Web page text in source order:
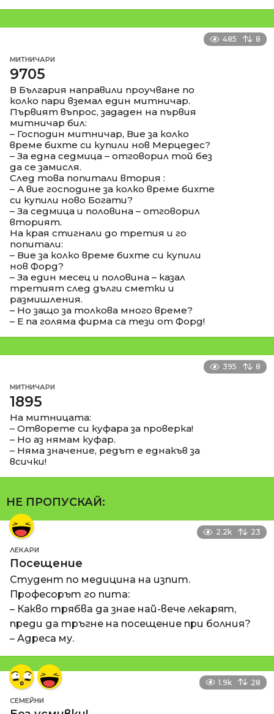
485 8
МИТНИЧАРИ
9705
В България направили проучване по
колко пари вземал един митничар.
Първият въпрос, зададен на първия
митничар бил:
– Господин митничар, Вие за колко
време бихте си купили нов Мерцедес?
– За една седмица – отговорил той без
да се замисля.
След това попитали втория :
– А вие господине за колко време бихте
си купили ново Богати?
– За седмица и половина – отговорил
вторият.
На края стигнали до третия и го
попитали:
– Вие за колко време бихте си купили
нов Форд?
– За един месец и половина – казал
третият след дълги сметки и
размишления.
– Но защо за толкова много време?
– Е па голяма фирма са тези от Форд!
395 8
МИТНИЧАРИ
1895
На митницата:
– Отворете си куфара за проверка!
– Но аз нямам куфар.
– Няма значение, редът е еднакъв за
всички!
НЕ ПРОПУСКАЙ:
2.2k 23
ЛЕКАРИ
Посещение
Студент по медицина на изпит.
Професорът го пита:
– Какво трябва да знае най-вече лекарят,
преди да тръгне на посещение при болния?
– Адреса му.
1.9k 28
СЕМЕЙНИ